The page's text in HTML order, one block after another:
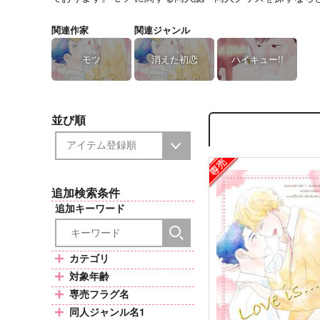
関連作家
モツ
関連ジャンル
消えた初恋 ハイキュー!!
並び順
追加検索条件
追加キーワード
カテゴリ
対象年齢
専売フラグ名
同人ジャンル名1